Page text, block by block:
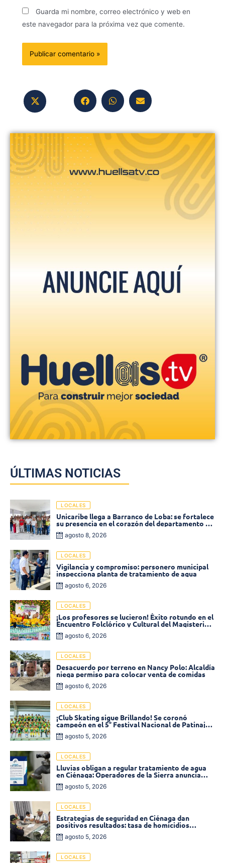
Guarda mi nombre, correo electrónico y web en
este navegador para la próxima vez que comente.
ÚLTIMAS NOTICIAS
LOCALES
Unicaribe llega a Barranco de Loba: se fortalece
su presencia en el corazón del departamento de
Bolívar
agosto 8, 2026
LOCALES
Vigilancia y compromiso: personero municipal
inspecciona planta de tratamiento de agua
agosto 6, 2026
LOCALES
¡Los profesores se lucieron! Éxito rotundo en el
Encuentro Folclórico y Cultural del Magisterio
2026 en Ciénaga
agosto 6, 2026
LOCALES
Desacuerdo por terreno en Nancy Polo: Alcaldía
niega permiso para colocar venta de comidas
agosto 6, 2026
LOCALES
¡Club Skating sigue Brillando! Se coronó
campeón en el 5° Festival Nacional de Patinaje
«Soledad sobre Ruedas»
agosto 5, 2026
LOCALES
Lluvias obligan a regular tratamiento de agua
en Ciénaga: Operadores de la Sierra anuncia
baja presión en varios sectores
agosto 5, 2026
LOCALES
Estrategias de seguridad en Ciénaga dan
positivos resultados: tasa de homicidios
disminuyó un 58% en 2026
agosto 5, 2026
LOCALES